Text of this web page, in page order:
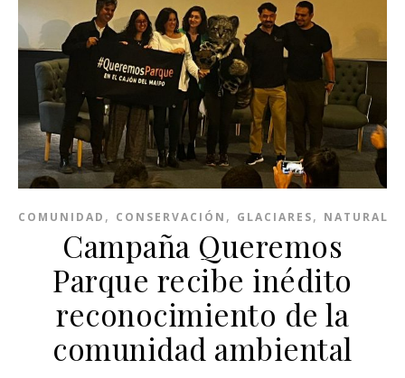
COMUNIDAD , CONSERVACIÓN , GLACIARES,
Campaña Queremos
Parque recibe inédito
reconocimiento de la
comunidad ambiental